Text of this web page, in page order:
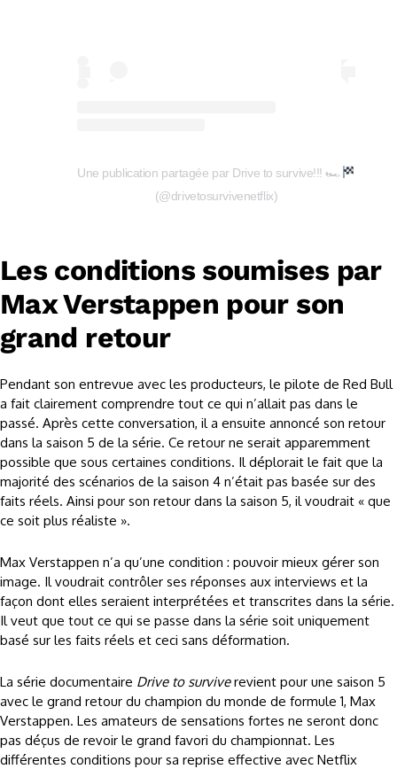
Une publication partagée par Drive to survive!!! 🏎
(@drivetosurvivenetflix)
Les conditions soumises par
Max Verstappen pour son
grand retour
Pendant son entrevue avec les producteurs, le pilote de Red Bull
a fait clairement comprendre tout ce qui n’allait pas dans le
passé. Après cette conversation, il a ensuite annoncé son retour
dans la saison 5 de la série. Ce retour ne serait apparemment
possible que sous certaines conditions. Il déplorait le fait que la
majorité des scénarios de la saison 4 n’était pas basée sur des
faits réels. Ainsi pour son retour dans la saison 5, il voudrait « que
ce soit plus réaliste ».
Max Verstappen n’a qu’une condition : pouvoir mieux gérer son
image. Il voudrait contrôler ses réponses aux interviews et la
façon dont elles seraient interprétées et transcrites dans la série.
Il veut que tout ce qui se passe dans la série soit uniquement
basé sur les faits réels et ceci sans déformation.
La série documentaire Drive to surviverevient pour une saison 5
avec le grand retour du champion du monde de formule 1, Max
Verstappen. Les amateurs de sensations fortes ne seront donc
pas déçus de revoir le grand favori du championnat. Les
différentes conditions pour sa reprise effective avec Netflix